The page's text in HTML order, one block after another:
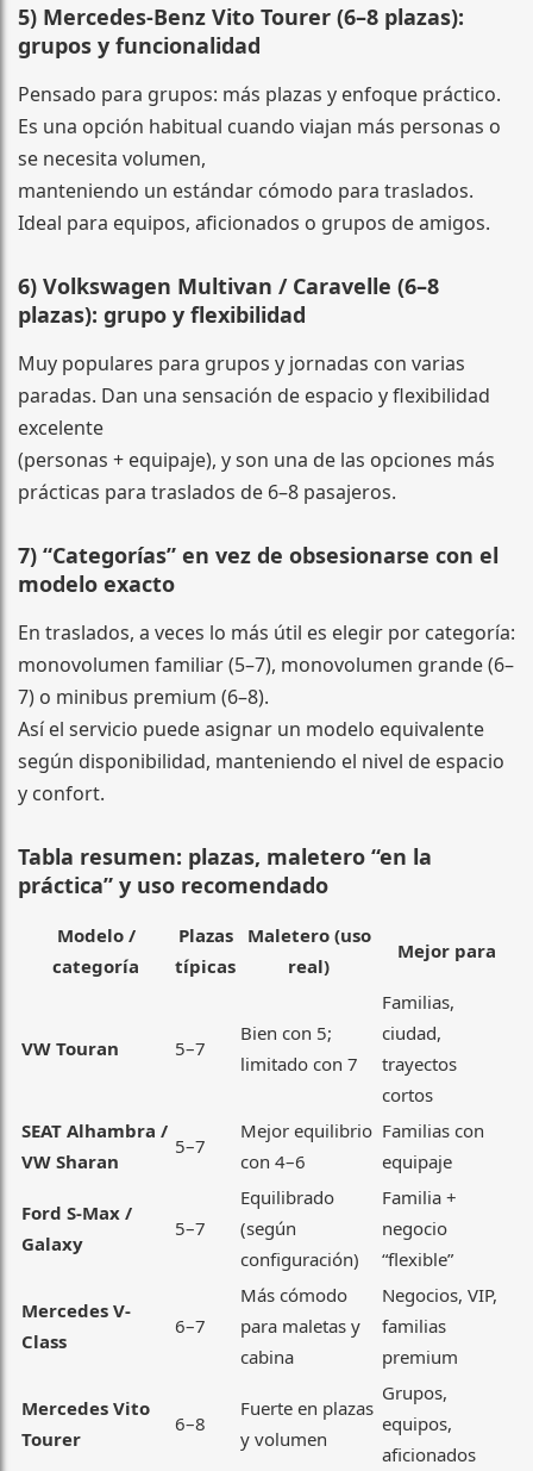
5) Mercedes-Benz Vito Tourer (6–8 plazas):
grupos y funcionalidad
Pensado para grupos: más plazas y enfoque práctico.
Es una opción habitual cuando viajan más personas o
se necesita volumen,
manteniendo un estándar cómodo para traslados.
Ideal para equipos, aficionados o grupos de amigos.
6) Volkswagen Multivan / Caravelle (6–8
plazas): grupo y flexibilidad
Muy populares para grupos y jornadas con varias
paradas. Dan una sensación de espacio y flexibilidad
excelente
(personas + equipaje), y son una de las opciones más
prácticas para traslados de 6–8 pasajeros.
7) “Categorías” en vez de obsesionarse con el
modelo exacto
En traslados, a veces lo más útil es elegir por categoría:
monovolumen familiar (5–7), monovolumen grande (6–
7) o minibus premium (6–8).
Así el servicio puede asignar un modelo equivalente
según disponibilidad, manteniendo el nivel de espacio
y confort.
Tabla resumen: plazas, maletero “en la
práctica” y uso recomendado
Modelo /
categoría
Plazas
típicas
Maletero (uso
real)
Mejor para
VW Touran 5–7
Bien con 5;
limitado con 7
Familias,
ciudad,
trayectos
cortos
SEAT Alhambra /
VW Sharan
5–7
Mejor equilibrio
con 4–6
Familias con
equipaje
Ford S-Max /
Galaxy
5–7
Equilibrado
(según
configuración)
Familia +
negocio
“flexible”
Mercedes V-
Class
6–7
Más cómodo
para maletas y
cabina
Negocios, VIP,
familias
premium
Mercedes Vito
Tourer
6–8
Fuerte en plazas
y volumen
Grupos,
equipos,
aficionados